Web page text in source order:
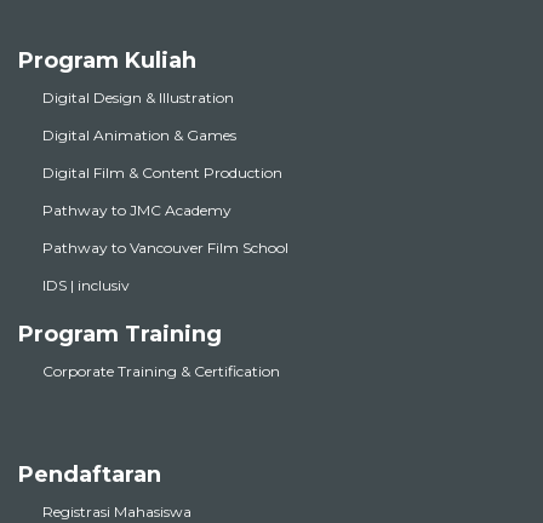
Program Kuliah
Digital Design & Illustration
Digital Animation & Games
Digital Film & Content Production
Pathway to JMC Academy
Pathway to Vancouver Film School
IDS | inclusiv
Program Training
Corporate Training & Certification
Pendaftaran
Registrasi Mahasiswa